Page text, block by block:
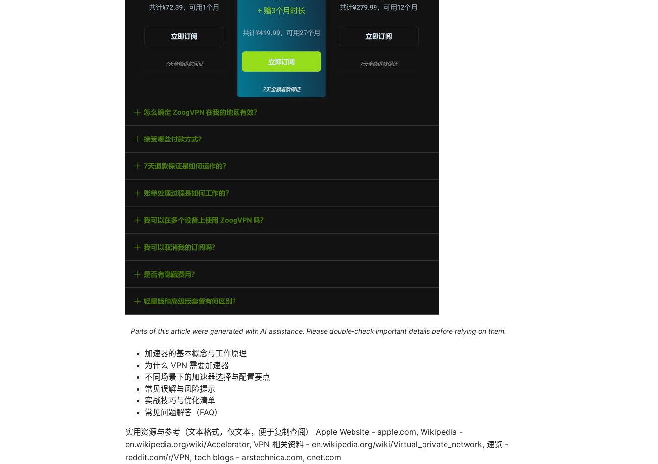
Parts of this article were generated with AI assistance. Please double-check important details before relying on them.
加速器的基本概念与工作原理
为什么 VPN 需要加速器
不同场景下的加速器选择与配置要点
常见误解与风险提示
实战技巧与优化清单
常见问题解答（FAQ）
实用资源与参考（文本格式，仅文本，便于复制查阅） Apple Website - apple.com, Wikipedia -
en.wikipedia.org/wiki/Accelerator, VPN 相关资料 - en.wikipedia.org/wiki/Virtual_private_network, 速览 -
reddit.com/r/VPN, tech blogs - arstechnica.com, cnet.com